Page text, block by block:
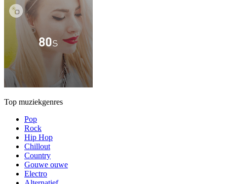
Top muziekgenres
Pop
Rock
Hip Hop
Chillout
Country
Gouwe ouwe
Electro